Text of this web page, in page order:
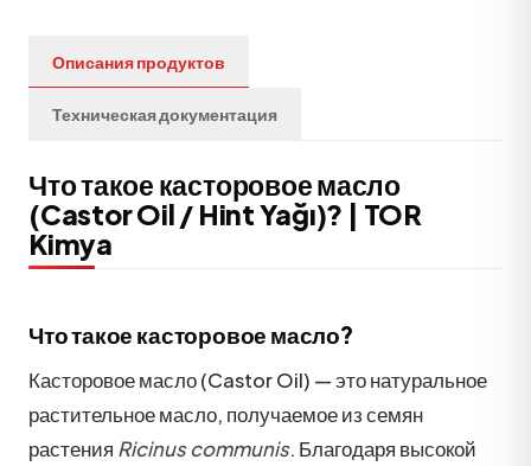
Описания продуктов
Техническая документация
Что такое касторовое масло
(Castor Oil / Hint Yağı)? | TOR
Kimya
Что такое касторовое масло?
Касторовое масло (Castor Oil) — это натуральное
растительное масло, получаемое из семян
растения Ricinus communis. Благодаря высокой